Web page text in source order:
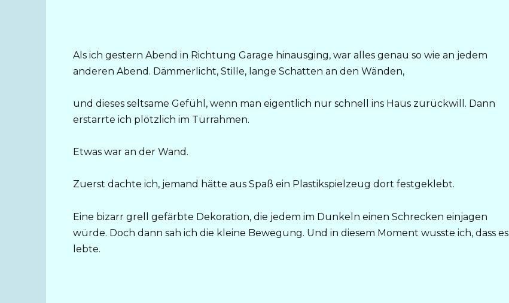
Als ich gestern Abend in Richtung Garage hinausging, war alles genau so wie an jedem
anderen Abend. Dämmerlicht, Stille, lange Schatten an den Wänden,
und dieses seltsame Gefühl, wenn man eigentlich nur schnell ins Haus zurückwill. Dann
erstarrte ich plötzlich im Türrahmen.
Etwas war an der Wand.
Zuerst dachte ich, jemand hätte aus Spaß ein Plastikspielzeug dort festgeklebt.
Eine bizarr grell gefärbte Dekoration, die jedem im Dunkeln einen Schrecken einjagen
würde. Doch dann sah ich die kleine Bewegung. Und in diesem Moment wusste ich, dass es
lebte.